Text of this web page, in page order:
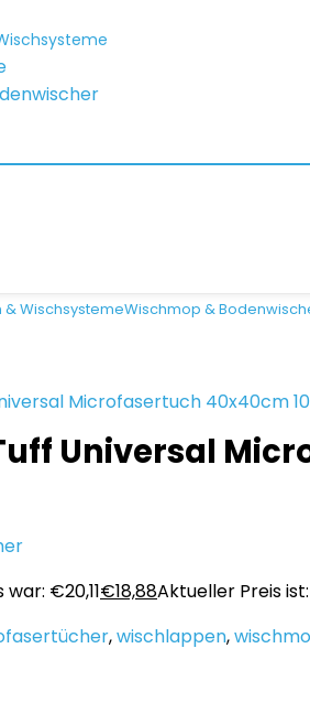
WischsystemeWischmop &
Universal
€20,11€18,88Aktueller Preis
,wischlappen,